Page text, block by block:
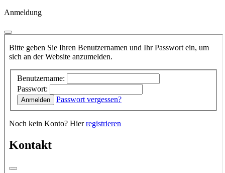
Anmeldung